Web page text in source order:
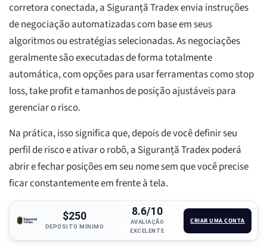
corretora conectada, a Siguranță Tradex envia instruções
de negociação automatizadas com base em seus
algoritmos ou estratégias selecionadas. As negociações
geralmente são executadas de forma totalmente
automática, com opções para usar ferramentas como stop
loss, take profit e tamanhos de posição ajustáveis para
gerenciar o risco.
Na prática, isso significa que, depois de você definir seu
perfil de risco e ativar o robô, a Siguranță Tradex poderá
abrir e fechar posições em seu nome sem que você precise
ficar constantemente em frente à tela.
$250
DEPÓSITO MÍNIMO
8.6/10
AVALIAÇÃO
EXCELENTE
CRIAR UMA CONTA